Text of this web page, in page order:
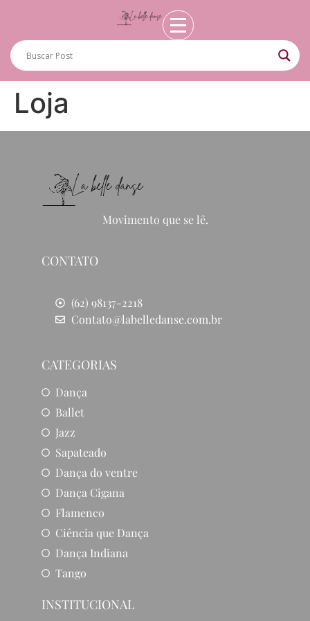
Loja
Movimento que se lê.
CONTATO
(62) 98137-2218
Contato@labelledanse.com.br
CATEGORIAS
Dança
Ballet
Jazz
Sapateado
Dança do ventre
Dança Cigana
Flamenco
Ciência que Dança
Dança Indiana
Tango
INSTITUCIONAL